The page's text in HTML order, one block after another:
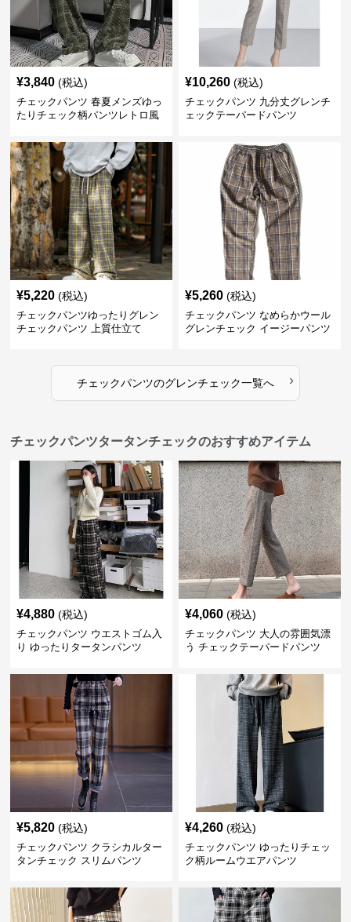
¥3,840 (税込)
チェックパンツ 春夏メンズゆっ
たりチェック柄パンツレトロ風
¥10,260 (税込)
チェックパンツ 九分丈グレンチ
ェックテーパードパンツ
¥5,220 (税込)
チェックパンツゆったりグレン
チェックパンツ 上質仕立て
¥5,260 (税込)
チェックパンツ なめらかウール
グレンチェック イージーパンツ
チェックパンツのグレンチェック一覧へ ›
チェックパンツタータンチェックのおすすめアイテム
¥4,880 (税込)
チェックパンツ ウエストゴム入
り ゆったりタータンパンツ
¥4,060 (税込)
チェックパンツ 大人の雰囲気漂
う チェックテーパードパンツ
¥5,820 (税込)
チェックパンツ クラシカルター
タンチェック スリムパンツ
¥4,260 (税込)
チェックパンツ ゆったりチェッ
ク柄ルームウエアパンツ